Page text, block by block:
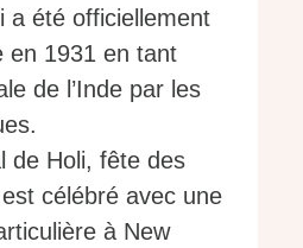
a été officiellement
en 1931 en tant
de l’Inde par les
de Holi, fête des
célébré avec une
à New